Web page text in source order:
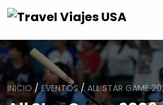
INICIO/EVENTOS/ALL STAR GAME